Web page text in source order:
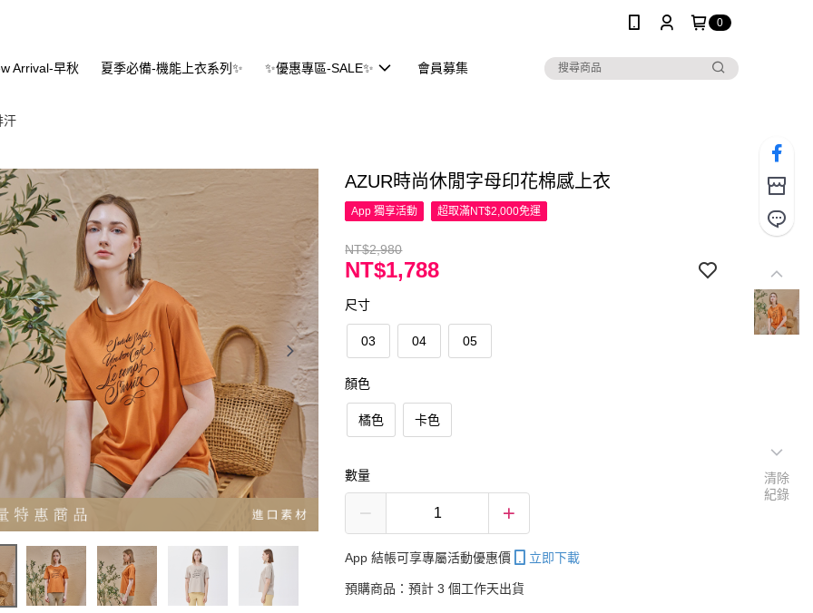
0
Arrival-早秋 夏季必備-機能上衣系列✨ ✨優惠專區-SALE✨ 會員募集
汗
AZUR時尚休閒字母印花棉感上衣
App 獨享活動 超取滿NT$2,000免運
NT$2,980
NT$1,788
尺寸
03 04 05
顏色
橘色 卡色
數量
App 結帳可享專屬活動優惠價 立即下載
預購商品：預計 3 個工作天出貨
清除
紀錄